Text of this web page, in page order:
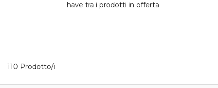
have tra i prodotti in offerta
110 Prodotto/i